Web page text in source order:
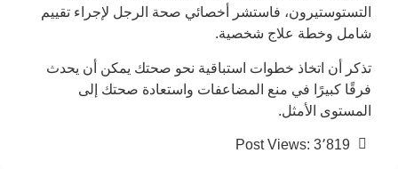
التستوستيرون، فاستشر أخصائي صحة الرجل لإجراء تقييم
شامل وخطة علاج شخصية.
تذكر أن اتخاذ خطوات استباقية نحو صحتك يمكن أن يحدث
فرقًا كبيرًا في منع المضاعفات واستعادة صحتك إلى
المستوى الأمثل.
Post Views: 3٬819